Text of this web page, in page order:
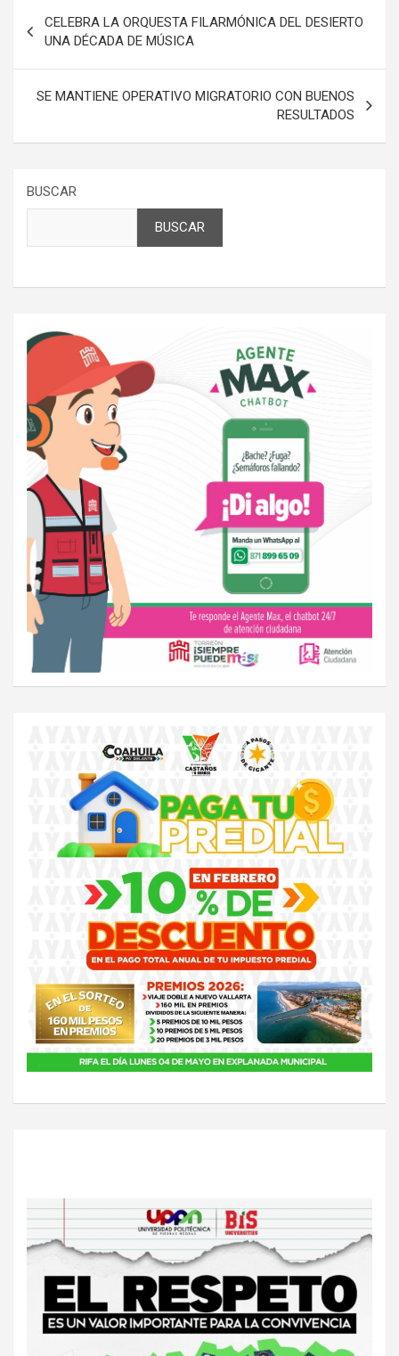
de
entradas
CELEBRA LA ORQUESTA FILARMÓNICA DEL DESIERTO
UNA DÉCADA DE MÚSICA
SE MANTIENE OPERATIVO MIGRATORIO CON BUENOS
RESULTADOS
BUSCAR
BUSCAR